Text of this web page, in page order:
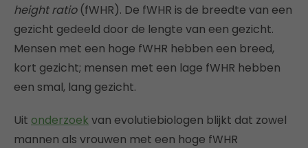
height ratio (fWHR). De fWHR is de breedte van een
gezicht gedeeld door de lengte van een gezicht.
Mensen met een hoge fWHR hebben een breed,
kort gezicht; mensen met een lage fWHR hebben
een smal, lang gezicht.
Uit onderzoek van evolutiebiologen blijkt dat zowel
mannen als vrouwen met een hoge fWHR